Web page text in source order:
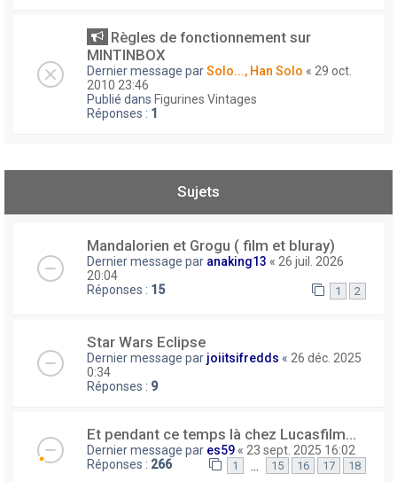
Règles de fonctionnement sur
MINTINBOX
Dernier message parSolo..., Han Solo « 29 oct.
2010 23:46
Publié dans Figurines Vintages
Réponses : 1
Sujets
Mandalorien et Grogu ( film et bluray)
Dernier message par anaking13 « 26 juil. 2026
20:04
Réponses : 15 1 2
Star Wars Eclipse
Dernier message par joiitsifredds « 26 déc. 2025
0:34
Réponses : 9
Et pendant ce temps là chez Lucasfilm...
Dernier message par es59 « 23 sept. 2025 16:02
Réponses : 266 1 15 16 17 18